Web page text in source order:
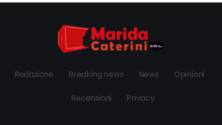
Redazione Breaking news News Opinioni
Recensioni Privacy